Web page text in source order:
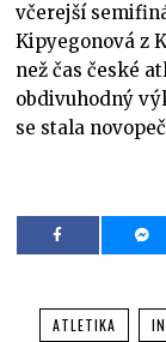
včerejší
Kipyegonová z
než čas české
obdivuhodný
se stala
ATLETIKA